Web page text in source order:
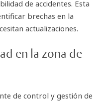
de accidentes. Esta
brechas en la
actualizaciones.
en la zona de
de control y gestión de